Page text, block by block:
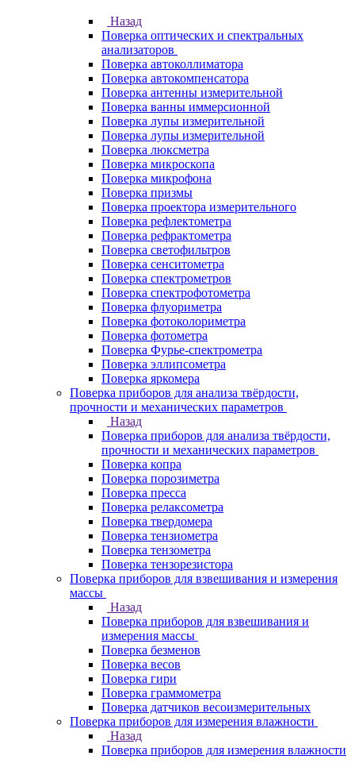
Назад
Поверка оптических и спектральных
анализаторов
Поверка автоколлиматора
Поверка автокомпенсатора
Поверка антенны измерительной
Поверка ванны иммерсионной
Поверка лупы измерительной
Поверка лупы измерительной
Поверка люксметра
Поверка микроскопа
Поверка микрофона
Поверка призмы
Поверка проектора измерительного
Поверка рефлектометра
Поверка рефрактометра
Поверка светофильтров
Поверка сенситометра
Поверка спектрометров
Поверка спектрофотометра
Поверка флуориметра
Поверка фотоколориметра
Поверка фотометра
Поверка Фурье-спектрометра
Поверка эллипсометра
Поверка яркомера
Поверка приборов для анализа твёрдости,
прочности и механических параметров
Назад
Поверка приборов для анализа твёрдости,
прочности и механических параметров
Поверка копра
Поверка порозиметра
Поверка пресса
Поверка релаксометра
Поверка твердомера
Поверка тензиометра
Поверка тензометра
Поверка тензорезистора
Поверка приборов для взвешивания и измерения
массы
Назад
Поверка приборов для взвешивания и
измерения массы
Поверка безменов
Поверка весов
Поверка гири
Поверка граммометра
Поверка датчиков весоизмерительных
Поверка приборов для измерения влажности
Назад
Поверка приборов для измерения влажности